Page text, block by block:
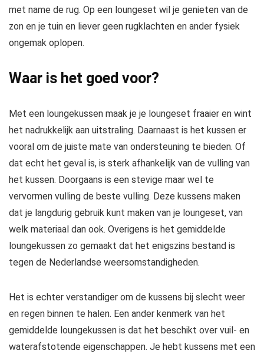
met name de rug. Op een loungeset wil je genieten van de
zon en je tuin en liever geen rugklachten en ander fysiek
ongemak oplopen.
Waar is het goed voor?
Met een loungekussen maak je je loungeset fraaier en wint
het nadrukkelijk aan uitstraling. Daarnaast is het kussen er
vooral om de juiste mate van ondersteuning te bieden. Of
dat echt het geval is, is sterk afhankelijk van de vulling van
het kussen. Doorgaans is een stevige maar wel te
vervormen vulling de beste vulling. Deze kussens maken
dat je langdurig gebruik kunt maken van je loungeset, van
welk materiaal dan ook. Overigens is het gemiddelde
loungekussen zo gemaakt dat het enigszins bestand is
tegen de Nederlandse weersomstandigheden.
Het is echter verstandiger om de kussens bij slecht weer
en regen binnen te halen. Een ander kenmerk van het
gemiddelde loungekussen is dat het beschikt over vuil- en
waterafstotende eigenschappen. Je hebt kussens met een